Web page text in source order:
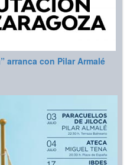
arranca con Pilar Armalé